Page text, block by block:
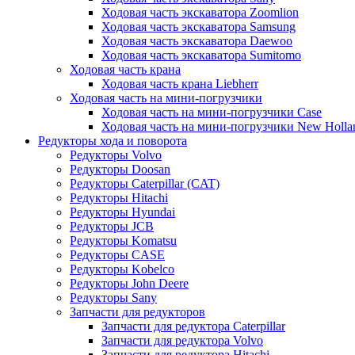
Ходовая часть экскаватора Zoomlion
Ходовая часть экскаватора Samsung
Ходовая часть экскаватора Daewoo
Ходовая часть экскаватора Sumitomo
Ходовая часть крана
Ходовая часть крана Liebherr
Ходовая часть на мини-погрузчики
Ходовая часть на мини-погрузчики Case
Ходовая часть на мини-погрузчики New
Редукторы хода и поворота
Редукторы Volvo
Редукторы Doosan
Редукторы Caterpillar (CAT)
Редукторы Hitachi
Редукторы Hyundai
Редукторы JCB
Редукторы Komatsu
Редукторы CASE
Редукторы Kobelco
Редукторы John Deere
Редукторы Sany
Запчасти для редукторов
Запчасти для редуктора Caterpillar
Запчасти для редуктора Volvo